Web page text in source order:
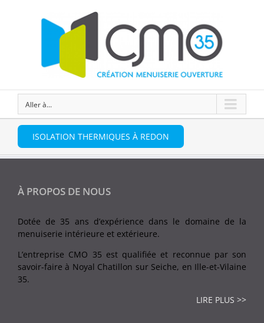
Aller à...
ISOLATION THERMIQUES À REDON
À PROPOS DE NOUS
Dotée de 35 ans d’expérience dans le domaine de la
menuiserie intérieure et extérieure.
L’entreprise CMO 35 est qualifiée et reconnue par son
savoir-faire à Noyal Chatillon sur Seiche, en Ille-et-Vilaine
35.
LIRE PLUS >>